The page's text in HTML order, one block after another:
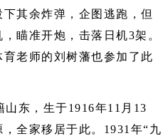
其余炸弹，企图逃跑，但
瞄准开炮，击落日机3架。
老师的刘树藩也参加了此
东，生于1916年11月13
全家移居于此。1931年“九